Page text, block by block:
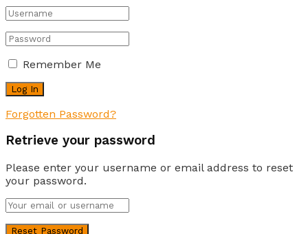
Remember Me
Forgotten Password?
Retrieve your password
Please enter your username or email address to reset
your password.